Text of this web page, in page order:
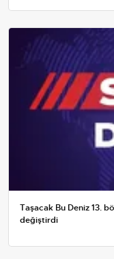
Taşacak Bu Deniz 13.
değiştirdi